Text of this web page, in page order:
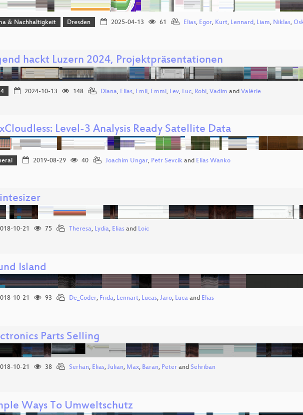
& Nachhaltigkeit Dresden 2025-04-13 61 Elias, Egor, Kurt, Lennard, Liam, Niklas,
hackt Luzern 2024, Projektpräsentationen
2024-10-13 148 Diana, Elias, Emil, Emmi, Lev, Luc, Robi, Vadim and Valérie
Level-3 Analysis Ready Satellite Data
2019-08-29 40 Joachim Ungar, Petr Sevcikand Elias Wanko
10-21 75 Theresa, Lydia, Elias and Loic
Island
10-21 93 De_Coder, Frida, Lennart, Lucas, Jaro, Luca and Elias
Parts Selling
10-21 38 Serhan, Elias, Julian, Max, Baran, Peter and Sehriban
Ways To Umweltschutz